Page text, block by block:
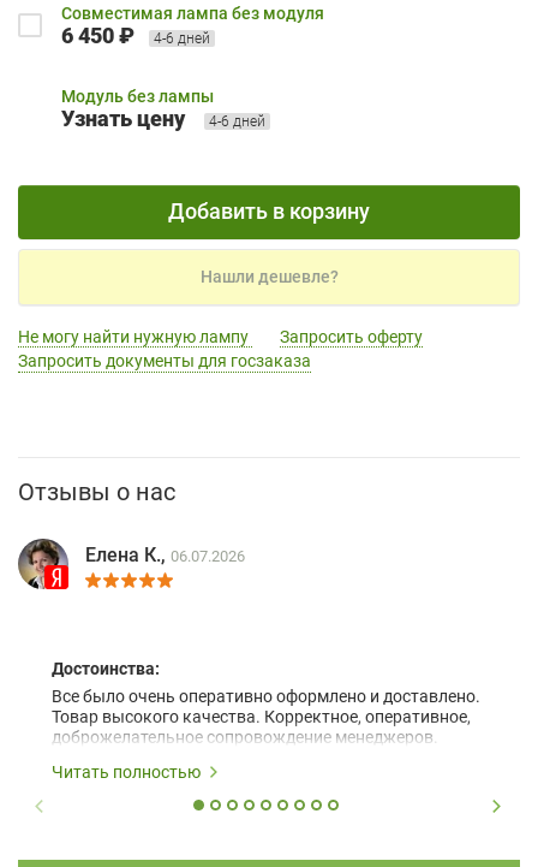
Совместимая лампа без модуля
6 450 ₽ 4-6 дней
Модуль без лампы
Узнать цену 4-6 дней
Добавить в корзину
Нашли дешевле?
Не могу найти нужную лампу
Запросить оферту
Запросить документы для госзаказа
Отзывы о нас
Елена К., 06.07.2026
Достоинства:
Все было очень оперативно оформлено и доставлено.
Товар высокого качества. Корректное, оперативное,
доброжелательное сопровождение менеджеров.
Читать полностью